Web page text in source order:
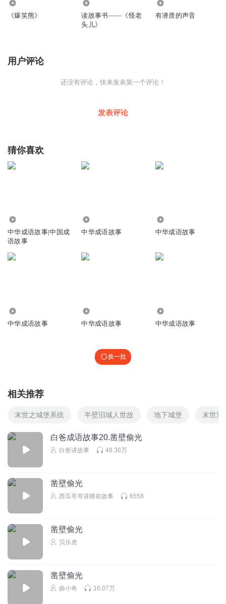
《爆笑熊》
读故事书——《怪老
头儿》
有潜质的声音
用户评论
还没有评论，快来发表第一个评论！
发表评论
猜你喜欢
中华成语故事|中国成
语故事
中华成语故事 中华成语故事
中华成语故事 中华成语故事 中华成语故事
换一批
相关推荐
末世之城堡系统 半壁旧城人世故 地下城堡 末世重
白爸成语故事20.凿壁偷光
白爸讲故事 48.36万
凿壁偷光
西瓜哥哥讲睡前故事 6558
凿壁偷光
贝乐虎
凿壁偷光
曲小奇 16.07万